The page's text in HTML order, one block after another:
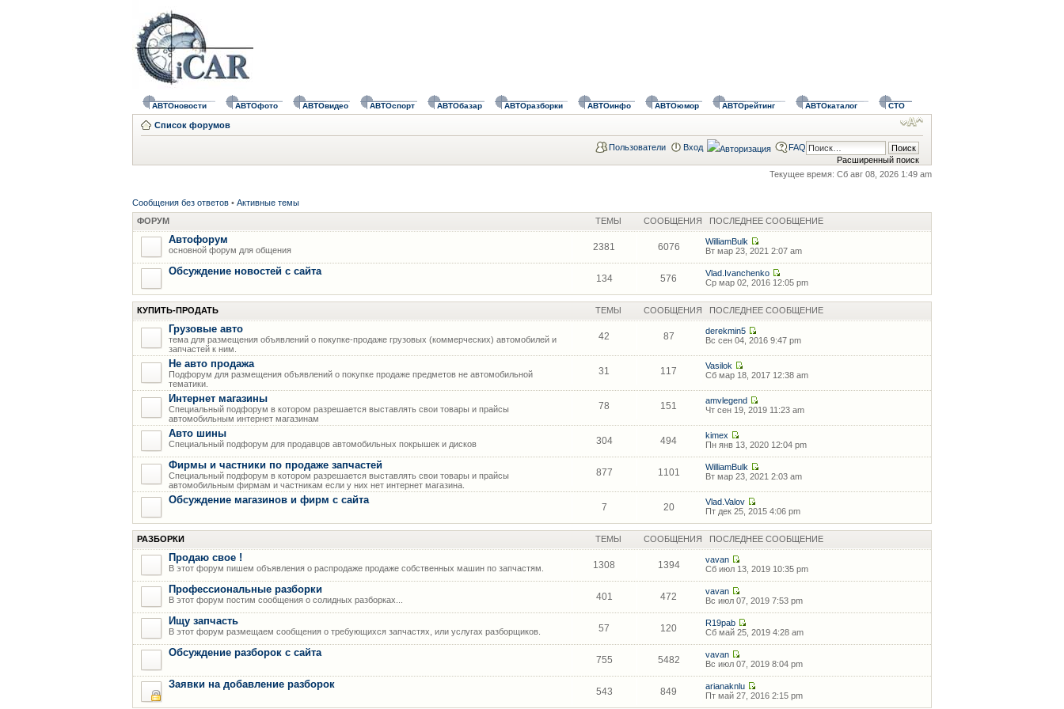
АВТОновости АВТОфото АВТОвидео АВТОспорт АВТОбазар АВТОразборки АВТОинфо АВТОюмор АВТОрейтинг АВТОкаталог СТО
Список форумов
Расширенный поиск
Пользователи Вход FAQ
Текущее время: Сб авг 08, 2026 1:49 am
Сообщения без ответов • Активные темы
ФОРУМ
ТЕМЫ СООБЩЕНИЯ ПОСЛЕДНЕЕ СООБЩЕНИЕ
Автофорум
основной форум для общения 2381 6076
WilliamBulk
Вт мар 23, 2021 2:07 am
Обсуждение новостей с сайта
134 576
Vlad.Ivanchenko
Ср мар 02, 2016 12:05 pm
КУПИТЬ-ПРОДАТЬ ТЕМЫ СООБЩЕНИЯ ПОСЛЕДНЕЕ СООБЩЕНИЕ
Грузовые авто
тема для размещения объявлений о покупке-продаже грузовых (коммерческих) автомобилей и
запчастей к ним.
42 87
derekmin5
Вс сен 04, 2016 9:47 pm
Не авто продажа
Подфорум для размещения объявлений о покупке продаже предметов не автомобильной
тематики.
31 117
Vasilok
Сб мар 18, 2017 12:38 am
Интернет магазины
Специальный подфорум в котором разрешается выставлять свои товары и прайсы
автомобильным интернет магазинам
78 151
amvlegend
Чт сен 19, 2019 11:23 am
Авто шины
Специальный подфорум для продавцов автомобильных покрышек и дисков 304 494
kimex
Пн янв 13, 2020 12:04 pm
Фирмы и частники по продаже запчастей
Специальный подфорум в котором разрешается выставлять свои товары и прайсы
автомобильным фирмам и частникам если у них нет интернет магазина.
877 1101
WilliamBulk
Вт мар 23, 2021 2:03 am
Обсуждение магазинов и фирм с сайта
7 20
Vlad.Valov
Пт дек 25, 2015 4:06 pm
РАЗБОРКИ ТЕМЫ СООБЩЕНИЯ ПОСЛЕДНЕЕ СООБЩЕНИЕ
Продаю свое !
В этот форум пишем объявления о распродаже продаже собственных машин по запчастям. 1308 1394
vavan
Сб июл 13, 2019 10:35 pm
Профессиональные разборки
В этот форум постим сообщения о солидных разборках... 401 472
vavan
Вс июл 07, 2019 7:53 pm
Ищу запчасть
В этот форум размещаем сообщения о требующихся запчастях, или услугах разборщиков. 57 120
R19pab
Сб май 25, 2019 4:28 am
Обсуждение разборок с сайта
755 5482
vavan
Вс июл 07, 2019 8:04 pm
Заявки на добавление разборок
543 849
arianaknlu
Пт май 27, 2016 2:15 pm